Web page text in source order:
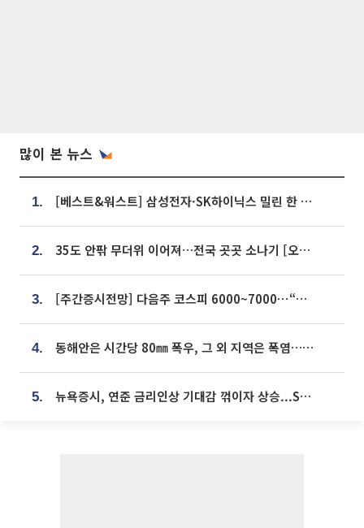
많이 본 뉴스
1. [베스트&워스트] 삼성전자·SK하이닉스 밀린 한 주…상상인증권은 85% 급등
2. 35도 안팎 무더위 이어져…전국 곳곳 소나기 [오늘 날씨]
3. [주간증시전망] 다음주 코스피 6000~7000⋯“外人 수급은 정책이 변수”
4. 동해안은 시간당 80㎜ 폭우, 그 외 지역은 폭염…‘극과 극 날씨’
5. 뉴욕증시, 연준 금리인상 기대감 꺾이자 상승...S&P500 사상 최고치 [종합]